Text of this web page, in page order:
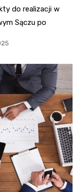
do realizacji w
Sączu po